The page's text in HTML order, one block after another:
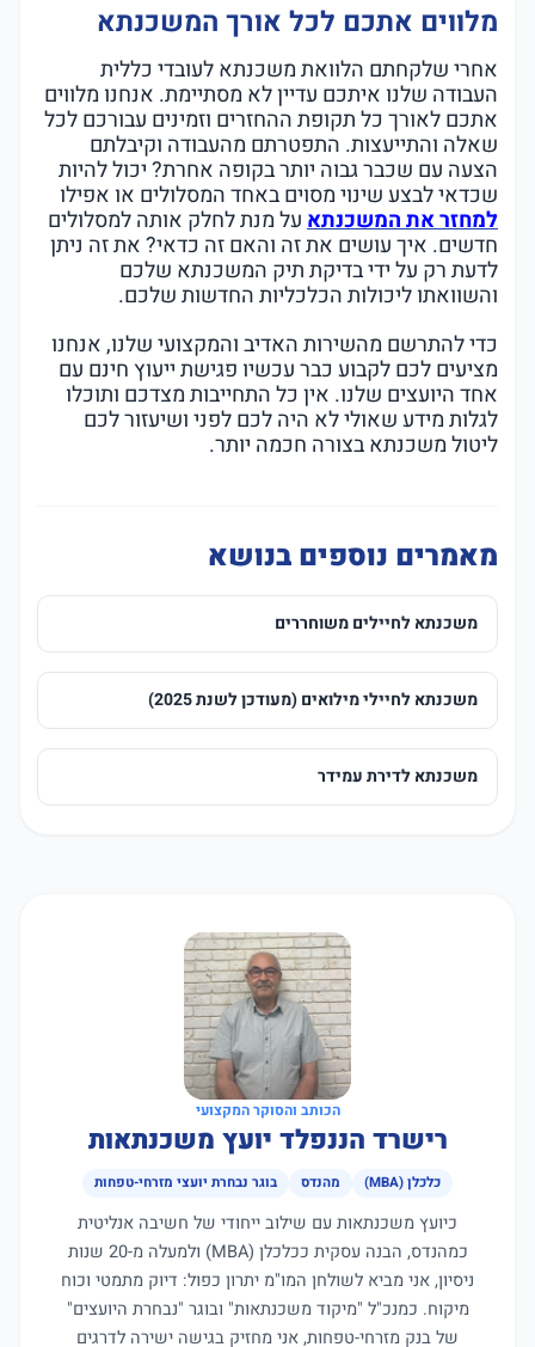
מלווים אתכם לכל אורך המשכנתא
אחרי שלקחתם הלוואת משכנתא לעובדי כללית
העבודה שלנו איתכם עדיין לא מסתיימת. אנחנו מלווים
אתכם לאורך כל תקופת ההחזרים וזמינים עבורכם לכל
שאלה והתייעצות. התפטרתם מהעבודה וקיבלתם
הצעה עם שכבר גבוה יותר בקופה אחרת? יכול להיות
שכדאי לבצע שינוי מסוים באחד המסלולים או אפילו
למחזר את המשכנתאעל מנת לחלק אותה למסלולים
חדשים. איך עושים את זה והאם זה כדאי? את זה ניתן
לדעת רק על ידי בדיקת תיק המשכנתא שלכם
והשוואתו ליכולות הכלכליות החדשות שלכם.
כדי להתרשם מהשירות האדיב והמקצועי שלנו, אנחנו
מציעים לכם לקבוע כבר עכשיו פגישת ייעוץ חינם עם
אחד היועצים שלנו. אין כל התחייבות מצדכם ותוכלו
לגלות מידע שאולי לא היה לכם לפני ושיעזור לכם
ליטול משכנתא בצורה חכמה יותר.
מאמרים נוספים בנושא
משכנתא לחיילים משוחררים
משכנתא לחיילי מילואים (מעודכן לשנת 2025)
משכנתא לדירת עמידר
הכותב והסוקר המקצועי
רישרד הננפלד יועץ משכנתאות
כלכלן (MBA) מהנדס בוגר נבחרת יועצי מזרחי-טפחות
כיועץ משכנתאות עם שילוב ייחודי של חשיבה אנליטית
כמהנדס, הבנה עסקית ככלכלן (MBA) ולמעלה מ-20 שנות
ניסיון, אני מביא לשולחן המו"מ יתרון כפול: דיוק מתמטי וכוח
מיקוח. כמנכ"ל "מיקוד משכנתאות" ובוגר "נבחרת היועצים"
של בנק מזרחי-טפחות, אני מחזיק בגישה ישירה לדרגים